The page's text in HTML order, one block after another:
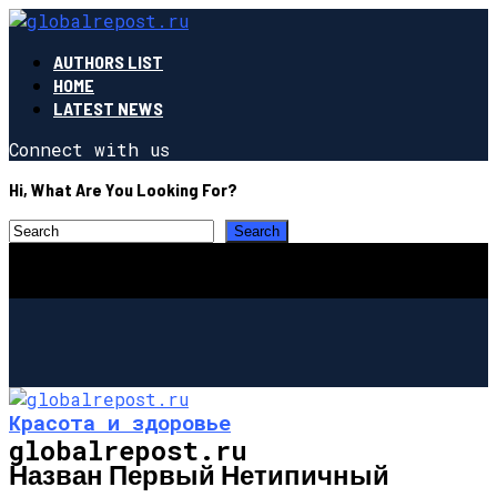
AUTHORS LIST
HOME
LATEST NEWS
Connect with us
Hi, What Are You Looking For?
globalrepost.ru
Красота и здоровье
Назван Первый Нетипичный